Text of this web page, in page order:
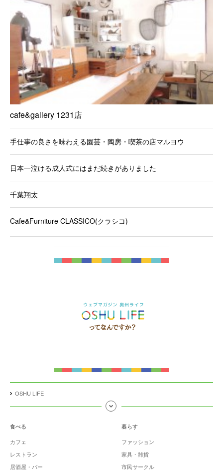
cafe&gallery 1231店
手仕事の良さを味わえる園芸・陶房・喫茶の店マルヨウ
日本一泣ける成人式にはまだ続きがありました
千葉翔太
Cafe&Furniture CLASSICO(クラシコ)
OSHU LIFE
食べる
カフェ
レストラン
居酒屋・バー
暮らす
ファッション
家具・雑貨
市民サークル